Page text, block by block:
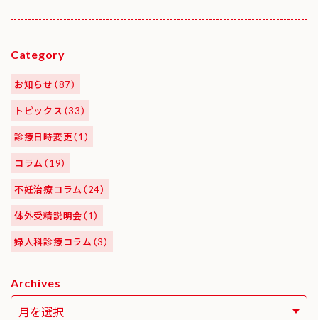
Category
お知らせ（87）
トピックス（33）
診療日時変更（1）
コラム（19）
不妊治療コラム（24）
体外受精説明会（1）
婦人科診療コラム（3）
Archives